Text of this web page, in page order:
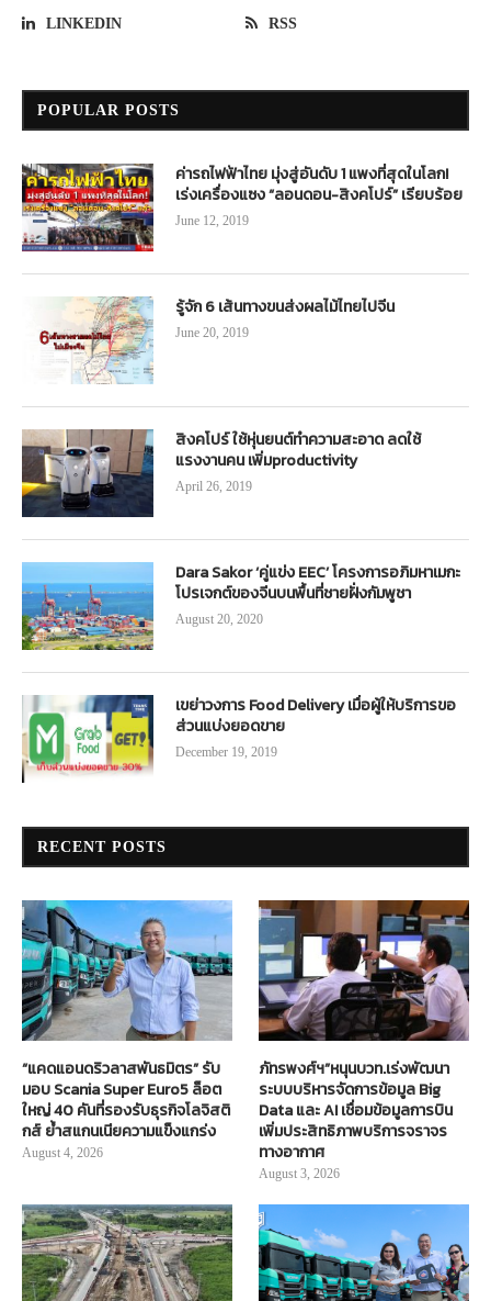
LINKEDIN RSS
POPULAR POSTS
ค่ารถไฟฟ้าไทย มุ่งสู่อันดับ 1 แพงที่สุดในโลก!
เร่งเครื่องแซง “ลอนดอน-สิงคโปร์” เรียบร้อย
June 12, 2019
รู้จัก 6 เส้นทางขนส่งผลไม้ไทยไปจีน
June 20, 2019
สิงคโปร์ ใช้หุ่นยนต์ทำความสะอาด ลดใช้
แรงงานคน เพิ่มproductivity
April 26, 2019
Dara Sakor ‘คู่แข่ง EEC’ โครงการอภิมหาเมกะ
โปรเจกต์ของจีนบนพื้นที่ชายฝั่งกัมพูชา
August 20, 2020
เขย่าวงการ Food Delivery เมื่อผู้ให้บริการขอ
ส่วนแบ่งยอดขาย
December 19, 2019
RECENT POSTS
“แคดแอนดริวลาสพันธมิตร” รับ
มอบ Scania Super Euro5 ล็อต
ใหญ่ 40 คันที่รองรับธุรกิจโลจิสติ
กส์ ย้ำสแกนเนียความแข็งแกร่ง
August 4, 2026
ภัทรพงศ์ฯ”หนุนบวท.เร่งพัฒนา
ระบบบริหารจัดการข้อมูล Big
Data และ AI เชื่อมข้อมูลการบิน
เพิ่มประสิทธิภาพบริการจราจร
ทางอากาศ
August 3, 2026